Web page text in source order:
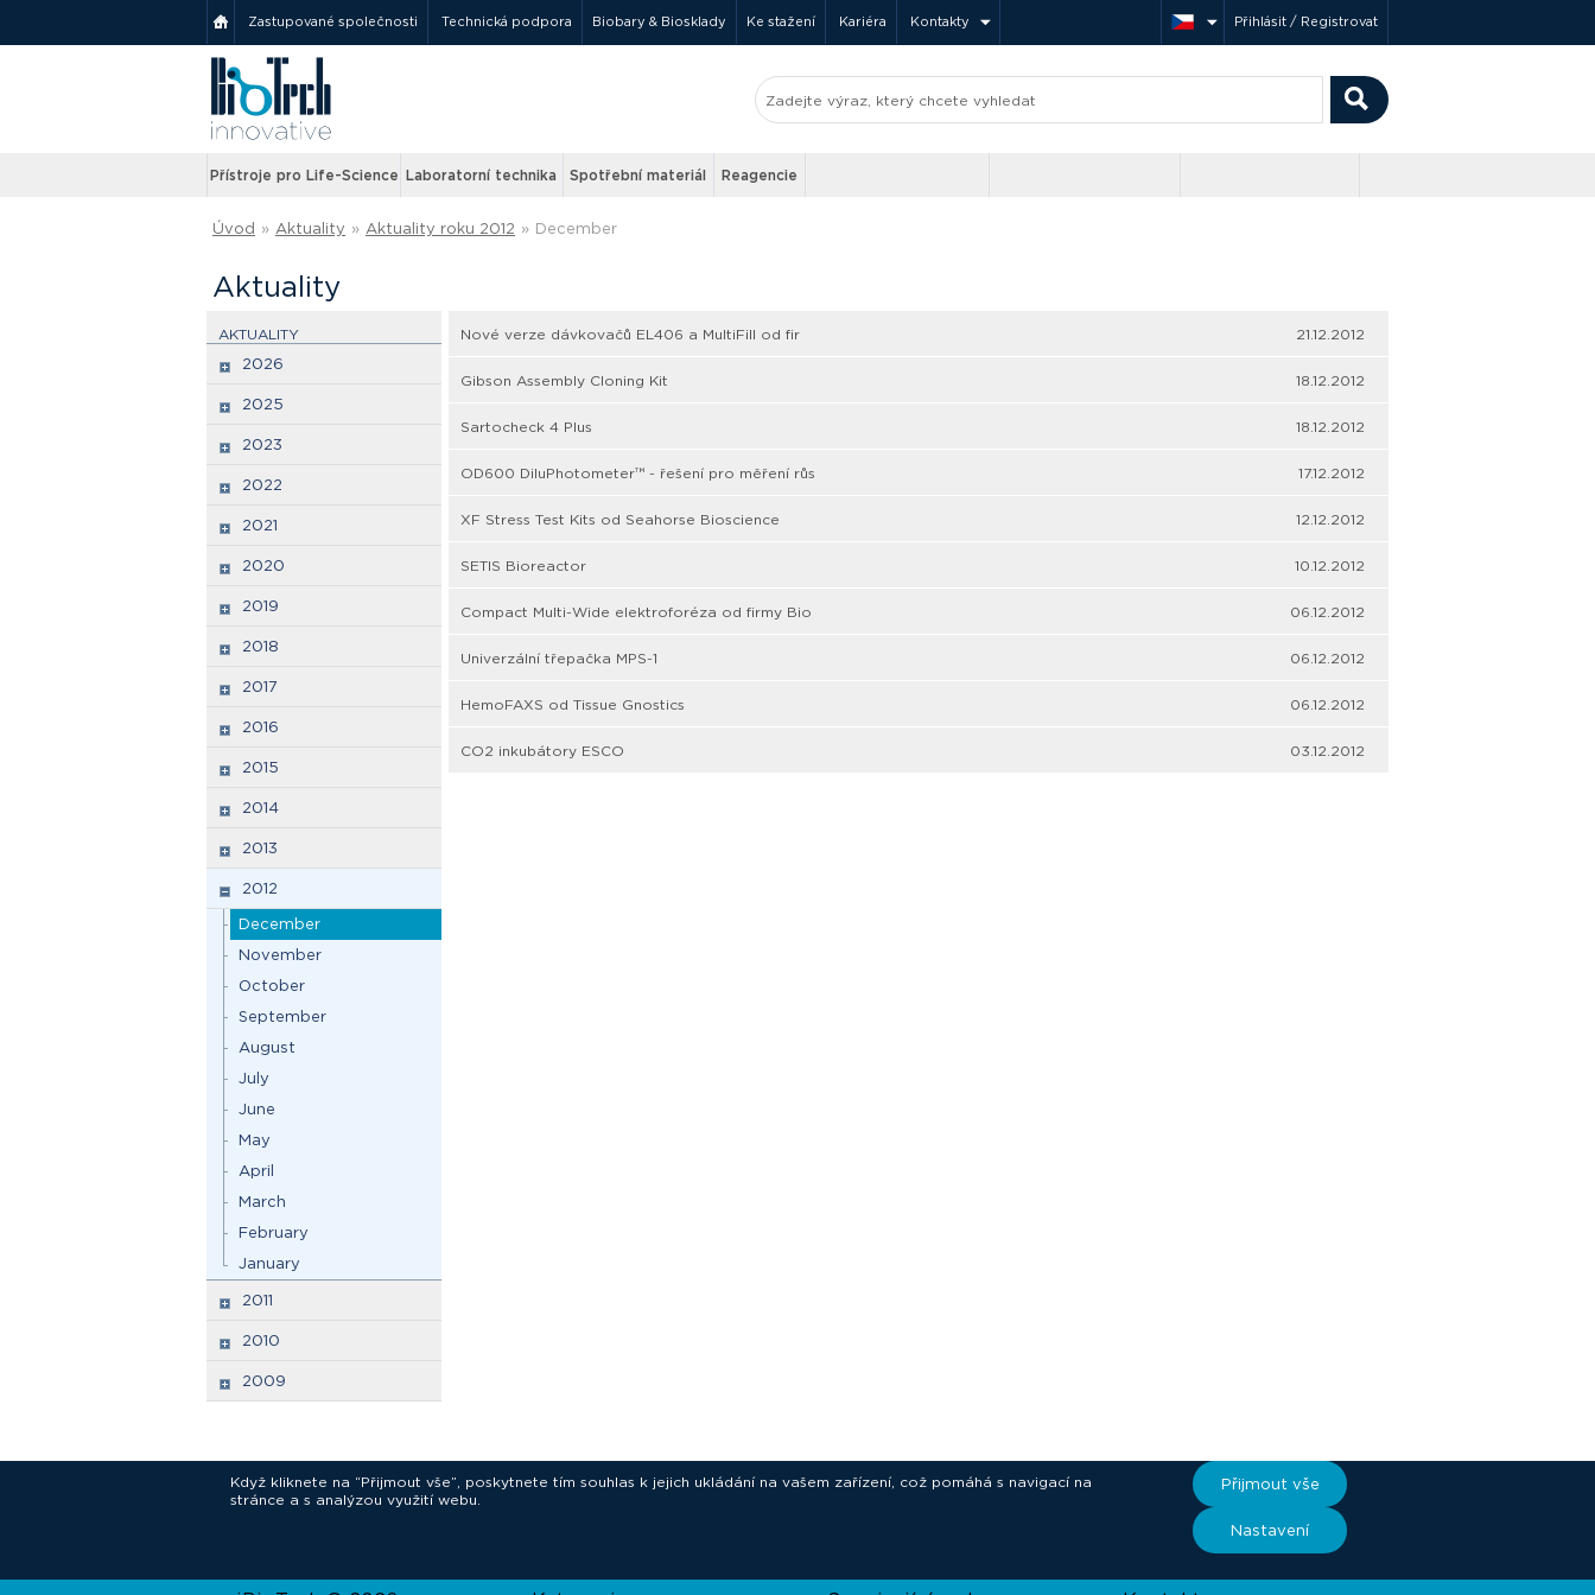
Zastupované společnosti Technická podpora Biobary & Biosklady Ke stažení Kariéra Kontakty Přihlásit / Registrovat
Přístroje pro Life-Science Laboratorní technika Spotřební materiál Reagencie
Úvod » Aktuality » Aktuality roku 2012 » December
Aktuality
AKTUALITY
2026
2025
2023
2022
2021
2020
2019
2018
2017
2016
2015
2014
2013
2012
December
November
October
September
August
July
June
May
April
March
February
January
2011
2010
2009
Nové verze dávkovačů EL406 a MultiFill od fir 21.12.2012
Gibson Assembly Cloning Kit 18.12.2012
Sartocheck 4 Plus 18.12.2012
OD600 DiluPhotometer™ - řešení pro měření růs 17.12.2012
XF Stress Test Kits od Seahorse Bioscience 12.12.2012
SETIS Bioreactor 10.12.2012
Compact Multi-Wide elektroforéza od firmy Bio 06.12.2012
Univerzální třepačka MPS-1 06.12.2012
HemoFAXS od Tissue Gnostics 06.12.2012
CO2 inkubátory ESCO 03.12.2012
Když kliknete na “Přijmout vše”, poskytnete tím souhlas k jejich ukládání na vašem zařízení, což pomáhá s navigací na
stránce a s analýzou využití webu.
Přijmout vše
Nastavení